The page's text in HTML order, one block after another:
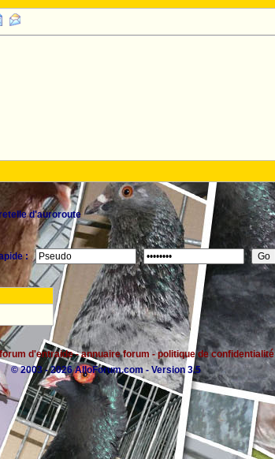
d'auroroute
:
d'entraide-annuaire forum-politique de confidentialité
© 2003 - 2026 AlloForum.com - Version 3.5